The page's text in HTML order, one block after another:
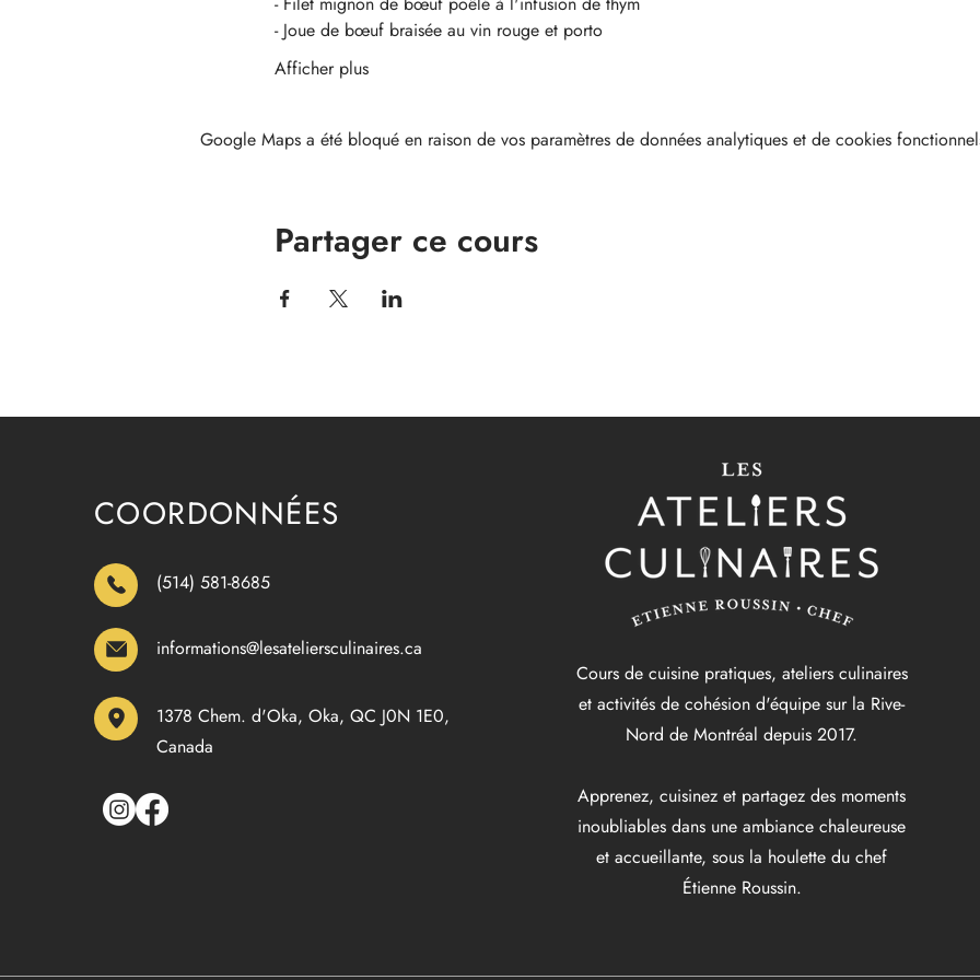
- Joue de bœuf braisée au vin rouge et porto
Afficher plus
Google Maps a été bloqué en raison de vos paramètres de données analytiques et de cookies
Partager ce cours
COORDONNÉES
(514) 581-8685
informations@lesateliersculinaires.ca
1378 Chem. d'Oka, Oka, QC J0N 1E0,
Canada
Cours de cuisine pratiques, ateliers culinaires
et activités de cohésion d'équipe sur la Rive-
Nord de Montréal depuis 2017.
Apprenez, cuisinez et partagez des moments
inoubliables dans une ambiance chaleureuse
et accueillante, sous la houlette du chef
Étienne Roussin.